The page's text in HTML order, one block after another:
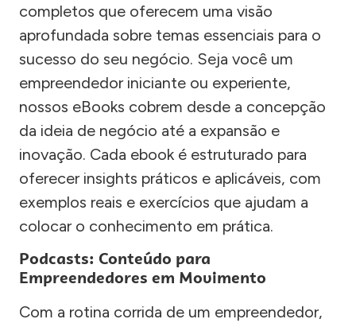
completos que oferecem uma visão
aprofundada sobre temas essenciais para o
sucesso do seu negócio. Seja você um
empreendedor iniciante ou experiente,
nossos eBooks cobrem desde a concepção
da ideia de negócio até a expansão e
inovação. Cada ebook é estruturado para
oferecer insights práticos e aplicáveis, com
exemplos reais e exercícios que ajudam a
colocar o conhecimento em prática.
Podcasts: Conteúdo para
Empreendedores em Movimento
Com a rotina corrida de um empreendedor,